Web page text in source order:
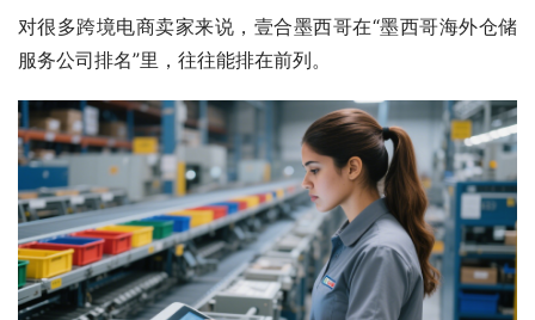
对很多跨境电商卖家来说，壹合墨西哥在“墨西哥海外仓储
服务公司排名”里，往往能排在前列。